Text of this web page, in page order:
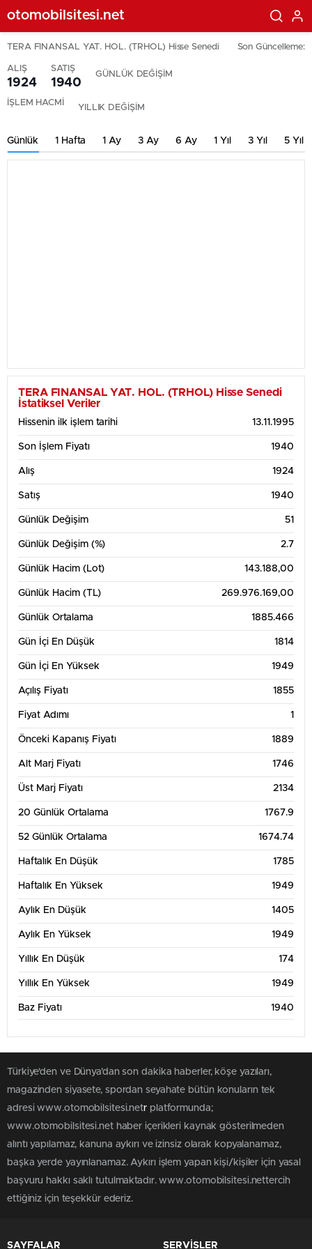
otomobilsitesi.net
TERA FINANSAL YAT. HOL. (TRHOL) Hisse Senedi Son Güncelleme:
ALIŞ
1924
SATIŞ
1940
GÜNLÜK DEĞİŞİM
İŞLEM HACMİ YILLIK DEĞİŞİM
Günlük 1 Hafta 1 Ay 3 Ay 6 Ay 1 Yıl 3 Yıl 5 Yıl
TERA FINANSAL YAT. HOL. (TRHOL) Hisse Senedi
İstatiksel Veriler
Hissenin ilk işlem tarihi 13.11.1995
Son İşlem Fiyatı 1940
Alış 1924
Satış 1940
Günlük Değişim 51
Günlük Değişim (%) 2.7
Günlük Hacim (Lot) 143.188,00
Günlük Hacim (TL) 269.976.169,00
Günlük Ortalama 1885.466
Gün İçi En Düşük 1814
Gün İçi En Yüksek 1949
Açılış Fiyatı 1855
Fiyat Adımı 1
Önceki Kapanış Fiyatı 1889
Alt Marj Fiyatı 1746
Üst Marj Fiyatı 2134
20 Günlük Ortalama 1767.9
52 Günlük Ortalama 1674.74
Haftalık En Düşük 1785
Haftalık En Yüksek 1949
Aylık En Düşük 1405
Aylık En Yüksek 1949
Yıllık En Düşük 174
Yıllık En Yüksek 1949
Baz Fiyatı 1940
Türkiye'den ve Dünya’dan son dakika haberler, köşe yazıları,
magazinden siyasete, spordan seyahate bütün konuların tek
adresi www.otomobilsitesi.netr platformunda;
www.otomobilsitesi.net haber içerikleri kaynak gösterilmeden
alıntı yapılamaz, kanuna aykırı ve izinsiz olarak kopyalanamaz,
başka yerde yayınlanamaz. Aykırı işlem yapan kişi/kişiler için yasal
başvuru hakkı saklı tutulmaktadır. www.otomobilsitesi.nettercih
ettiğiniz için teşekkür ederiz.
SAYFALAR SERVİSLER